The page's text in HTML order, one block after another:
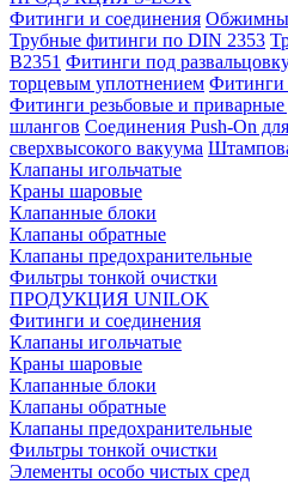
Фитинги и соединения
Трубные фитинги по DIN 2353
B2351 Фитинги под
торцевым уплотнением Фитинги
Фитинги резьбовые и
шлангов Соединения Push-On
сверхвысокого вакуума
Клапаны игольчатые
Краны шаровые
Клапанные блоки
Клапаны обратные
Клапаны предохранительные
Фильтры тонкой очистки
ПРОДУКЦИЯ UNILOK
Фитинги и соединения
Клапаны игольчатые
Краны шаровые
Клапанные блоки
Клапаны обратные
Клапаны предохранительные
Фильтры тонкой очистки
Элементы особо чистых сред